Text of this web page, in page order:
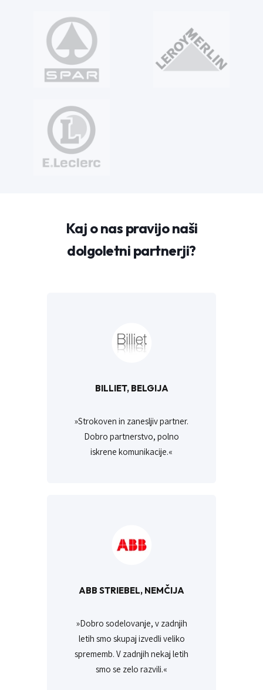
Kaj o nas pravijo naši
dolgoletni partnerji?
BILLIET, BELGIJA
»Strokoven in zanesljiv partner.
Dobro partnerstvo, polno
iskrene komunikacije.«
ABB STRIEBEL, NEMČIJA
»Dobro sodelovanje, v zadnjih
letih smo skupaj izvedli veliko
sprememb. V zadnjih nekaj letih
smo se zelo razvili.«